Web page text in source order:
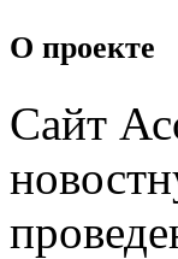
О проекте
Сайт